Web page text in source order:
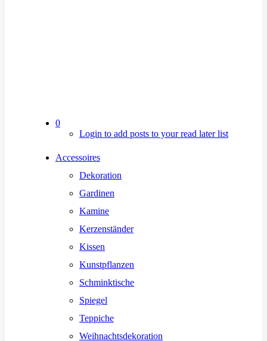
0
Login to add posts to your read later list
Accessoires
Dekoration
Gardinen
Kamine
Kerzenständer
Kissen
Kunstpflanzen
Schminktische
Spiegel
Teppiche
Weihnachtsdekoration